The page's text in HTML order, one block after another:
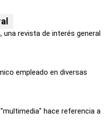
una revista de interés general
empleado en diversas
hace referencia a